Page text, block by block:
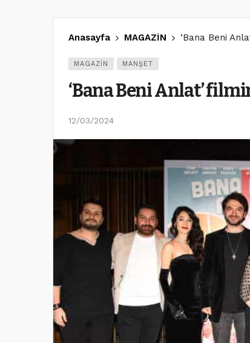
Anasayfa MAGAZİN ‘Bana Beni
MAGAZİN MANŞET
‘Bana Beni Anlat’
12/03/2024